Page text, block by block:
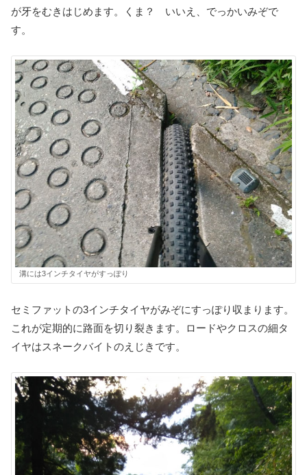
が牙をむきはじめます。くま？ いいえ、でっかいみぞで
す。
溝には3インチタイヤがすっぽり
セミファットの3インチタイヤがみぞにすっぽり収まります。
これが定期的に路面を切り裂きます。ロードやクロスの細タ
イヤはスネークバイトのえじきです。